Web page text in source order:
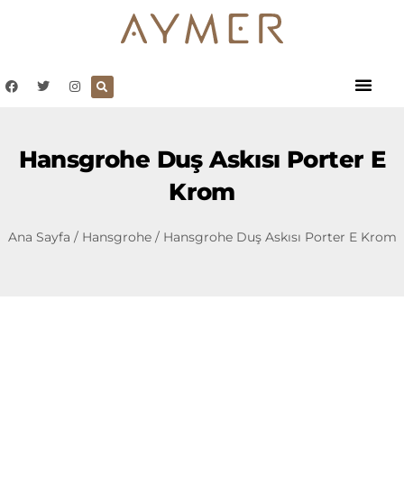
Hansgrohe Duş Askısı Porter E
Krom
Ana Sayfa / Hansgrohe/ Hansgrohe Duş Askısı Porter E Krom